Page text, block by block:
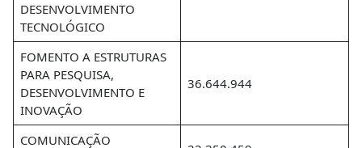
DESENVOLVIMENTO
TECNOLÓGICO
FOMENTO A ESTRUTURAS
PARA PESQUISA,
DESENVOLVIMENTO E
INOVAÇÃO
36.644.944
COMUNICAÇÃO